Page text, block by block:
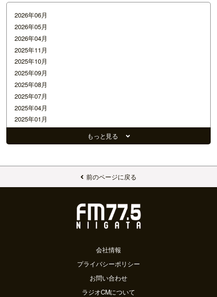
2026年06月
2026年05月
2026年04月
2025年11月
2025年10月
2025年09月
2025年08月
2025年07月
2025年04月
2025年01月
2024年12月
2024年11月
2024年08月
2024年06月
もっと見る
前のページに戻る
会社情報
プライバシーポリシー
お問い合わせ
ラジオCMについて